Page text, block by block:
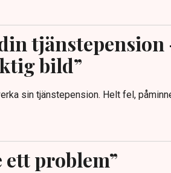
tjänstepension
bild”
sin tjänstepension. Helt fel,
problem”